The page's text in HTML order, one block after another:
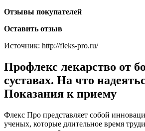
Отзывы покупателей
Оставить отзыв
Источник: http://fleks-pro.ru/
Профлекс лекарство от
суставах. На что
Показания к приему
Флекс Про представляет собой
ученых, которые длительное время